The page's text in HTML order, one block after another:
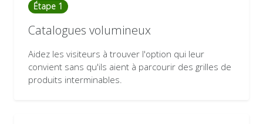
Étape 1
Catalogues volumineux
Aidez les visiteurs à trouver l'option qui leur
convient sans qu'ils aient à parcourir des grilles de
produits interminables.